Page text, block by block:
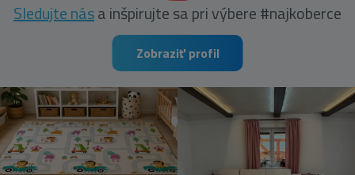
Sledujte nása inšpirujte sa pri výbere #najkoberce
Zobraziť profil